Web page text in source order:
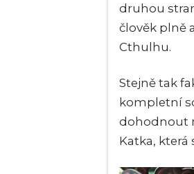
druhou
člověk plně
Cthulhu.
Stejně tak
kompletní
dohodnout
Katka, která